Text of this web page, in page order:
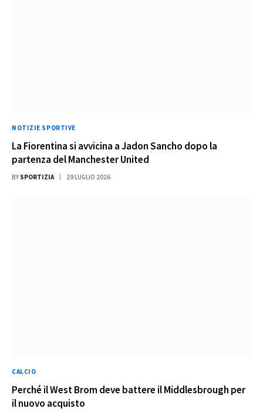
NOTIZIE SPORTIVE
La Fiorentina si avvicina a Jadon Sancho dopo la
partenza del Manchester United
BY SPORTIZIA 29 LUGLIO 2026
CALCIO
Perché il West Brom deve battere il Middlesbrough per
il nuovo acquisto